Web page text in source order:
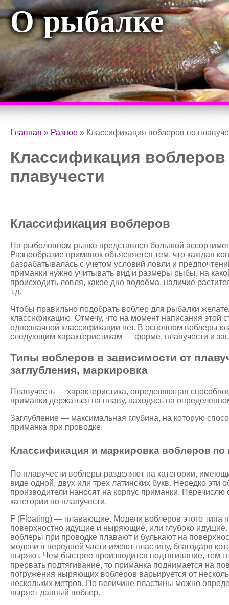
О рыбалке
Главная » Разное » Классификация воблеров по
Классификация воблеров
плавучести
Классификация воблеров
На рыболовном рынке представлен большой
Разнообразие приманок объясняется тем, что каждая
разрабатывалась с учетом условий ловли и
приманки нужно учитывать вид и размеры рыбы, на
происходить ловля, какое дно водоёма, наличие
т.д.
Чтобы правильно подобрать воблер для рыбалки
классификацию. Отмечу, что на момент написания этой
однозначной классификации нет. В основном воблеры
следующим характеристикам — форме, плавучести и
Типы воблеров в зависимости от
заглубления, маркировка
Плавучесть — характеристика, определяющая
приманки держаться на плаву, находясь на
Заглубление — максимальная глубина, на которую
приманка при проводке.
Классификация и маркировка воблеров по
По плавучести воблеры разделяют на категории,
виде одной, двух или трех латинских букв. Нередко эти
производители наносят на корпус приманки. Перечислю
категории по плавучести.
F (Floating) — плавающие. Модели воблеров этого типа
поверхностно идущие и ныряющие, или глубоко
воблеры при проводке плавают и булькают на
модели в передней части имеют пластину, благодаря
ныряют. Чем быстрее производится подтягивание, тем
прервать подтягивание, то приманка поднимается на
погружения ныряющих воблеров варьируется от
нескольких метров. По величине пластины можно
ныряет данный воблер.